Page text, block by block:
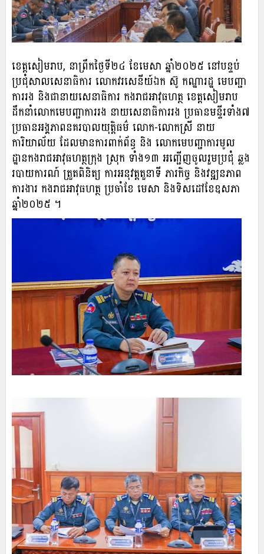
ខេត្តសៀមរាប, នាព្រឹកថ្ងៃទី២៤ ខែមេសា ឆ្នាំ២០២៥ នៅបន្ទប់
ប្រជុំសាលសេនាធិការ លោកវរសេនីយ៍ឯក ស៊ូ កណ្ឋារដ្ឋ មេបញ្ជា
ការរង និងជានាយសេនាធិការ កងរាជអាវុធហត្ថ ខេត្តសៀមរាប
ដឹកនាំលោកមេបញ្ជាការរង នាយសេនាធិការរង ប្រធានមន្ទីរទាំង៧
ប្រធានអង្គភាពនគរបាលយុត្តិធម៌ លោក-លោកស្រី នាយ
ការិយាល័យ ដែលមានការពាក់ព័ន្ធ និង លោកមេបញ្ជាការមូល
ដ្ឋានកងរាជអាវុធហត្ថក្រុង ស្រុក ទាំង១៣ អញ្ជើញចូលរួមប្រជុំ ឆ្លង
របាយការណ៍ ត្រួតពិនិត្យ ការអនុវត្តតួនាទី ភារកិច្ច និងវឌ្ឍនភាព
ការងារ កងរាជអាវុធហត្ថ ប្រចាំខែ មេសា និងទិសដៅខែឧសភា
ឆ្នាំ២០២៥ ។